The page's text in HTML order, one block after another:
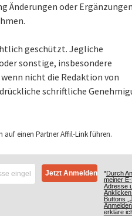
Änderungen oder
geschützt. Jegliche
sonstige, insbesondere
nicht die Redaktion von
schriftliche
einen Partner Affil-Link führen.
*Durch
meiner
Adresse
Buttons
erkläre